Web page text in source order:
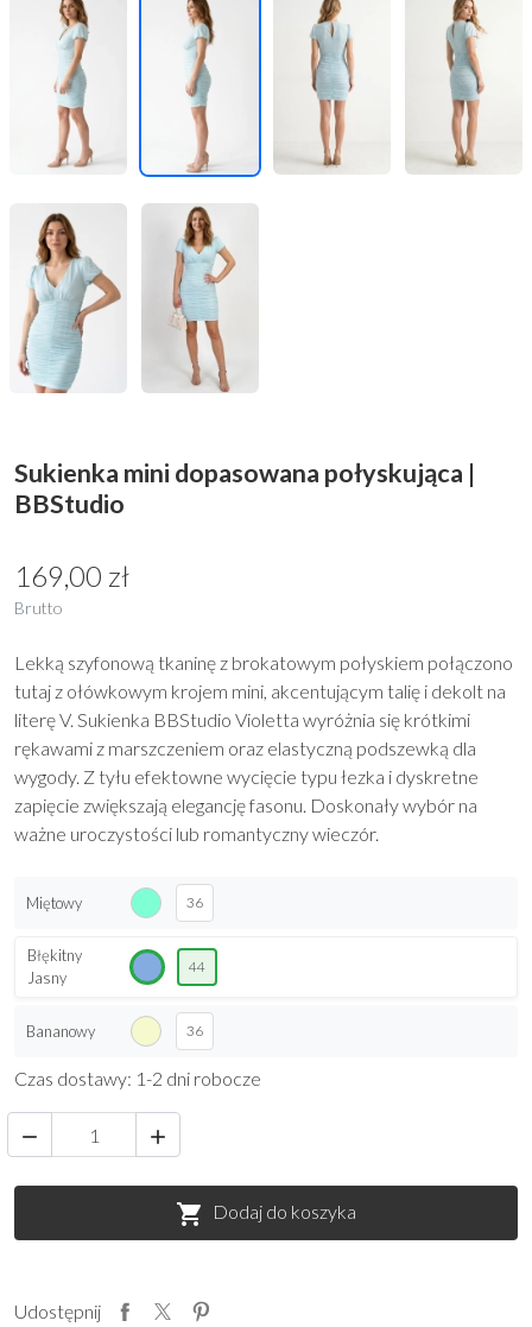
Sukienka mini dopasowana połyskująca |
BBStudio
169,00 zł
Brutto
Lekką szyfonową tkaninę z brokatowym połyskiem połączono
tutaj z ołówkowym krojem mini, akcentującym talię i dekolt na
literę V. Sukienka BBStudio Violetta wyróżnia się krótkimi
rękawami z marszczeniem oraz elastyczną podszewką dla
wygody. Z tyłu efektowne wycięcie typu łezka i dyskretne
zapięcie zwiększają elegancję fasonu. Doskonały wybór na
ważne uroczystości lub romantyczny wieczór.
Miętowy 36
Błękitny
Jasny
44
Bananowy 36
Czas dostawy: 1-2 dni robocze
 
 Dodaj do koszyka
Udostępnij